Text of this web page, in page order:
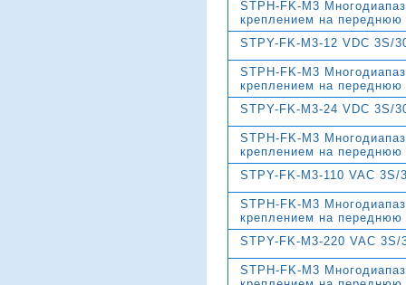
STPН-FK-M3
креплением на переднюю
STPY-FK-M3-12 VDC 3S/
STPН-FK-M3
креплением на переднюю
STPY-FK-M3-24 VDC 3S/
STPН-FK-M3
креплением на переднюю
STPY-FK-M3-110 VAC 3S/
STPН-FK-M3
креплением на
STPY-FK-M3-220 VAC 3S/
STPН-FK-M3